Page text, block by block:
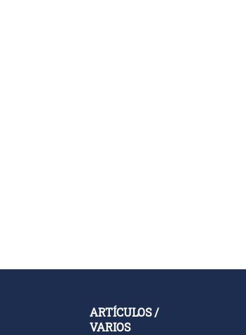
ARTÍCULOS /
VARIOS